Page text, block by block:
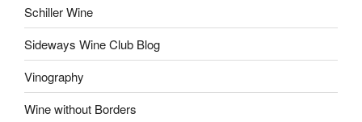
Schiller Wine
Sideways Wine Club Blog
Vinography
Wine without Borders